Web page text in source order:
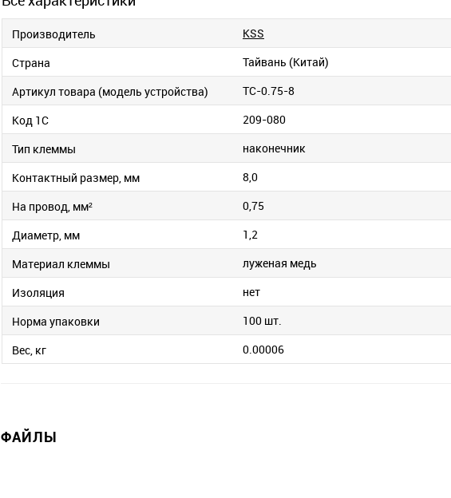
Производитель
KSS
Страна
Тайвань (Китай)
Артикул товара (модель устройства)
TC-0.75-8
Код 1С
209-080
Тип клеммы
наконечник
Контактный размер, мм
8,0
На провод, мм²
0,75
Диаметр, мм
1,2
Материал клеммы
луженая медь
Изоляция
нет
Норма упаковки
100 шт.
Вес, кг
0.00006
ФАЙЛЫ